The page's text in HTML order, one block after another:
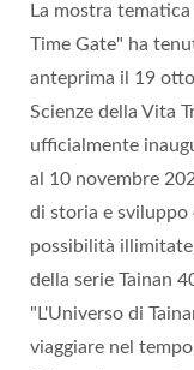
La mostra
Time Gate" ha
anteprima il 19
Scienze della Vita
ufficialmente
al 10 novembre
di storia e sviluppo
possibilità
della serie Tainan
"L'Universo di
viaggiare nel